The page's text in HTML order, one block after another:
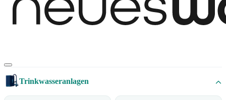
Trinkwasseranlagen